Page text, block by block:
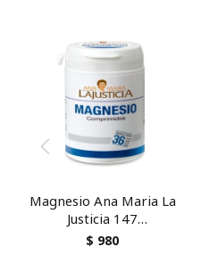
Magnesio Ana Maria La
Justicia 147
comprimidos.
$ 980